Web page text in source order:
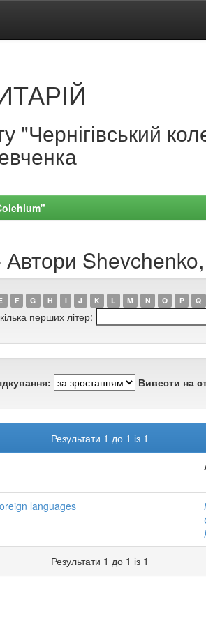
"Чернігівський
F G H I J K L M N O P Q
перших літер:
Вивести на
Результати 1 до 1 із 1
languages
Результати 1 до 1 із 1